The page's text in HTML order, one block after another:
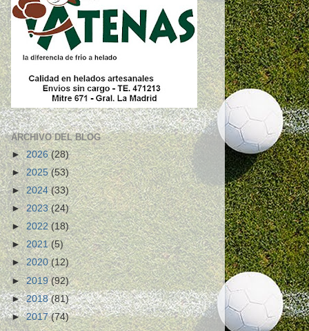
ARCHIVO DEL BLOG
►2026(28)
►2025(53)
►2024(33)
►2023(24)
►2022(18)
► 2021(5)
►2020(12)
►2019(92)
►2018(81)
►2017(74)